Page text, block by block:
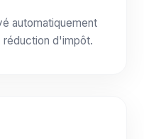
automatiquement
réduction d'impôt.